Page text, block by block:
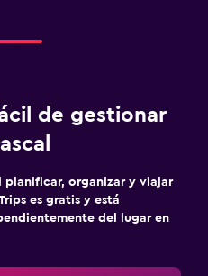
de gestionar
planificar, organizar y viajar
es gratis y está
del lugar en